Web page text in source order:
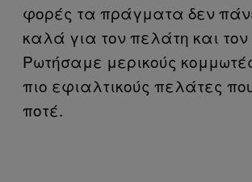
φορές τα πράγματα δεν
καλά για τον πελάτη και
Ρωτήσαμε μερικούς
πιο εφιαλτικούς πελάτες
ποτέ.